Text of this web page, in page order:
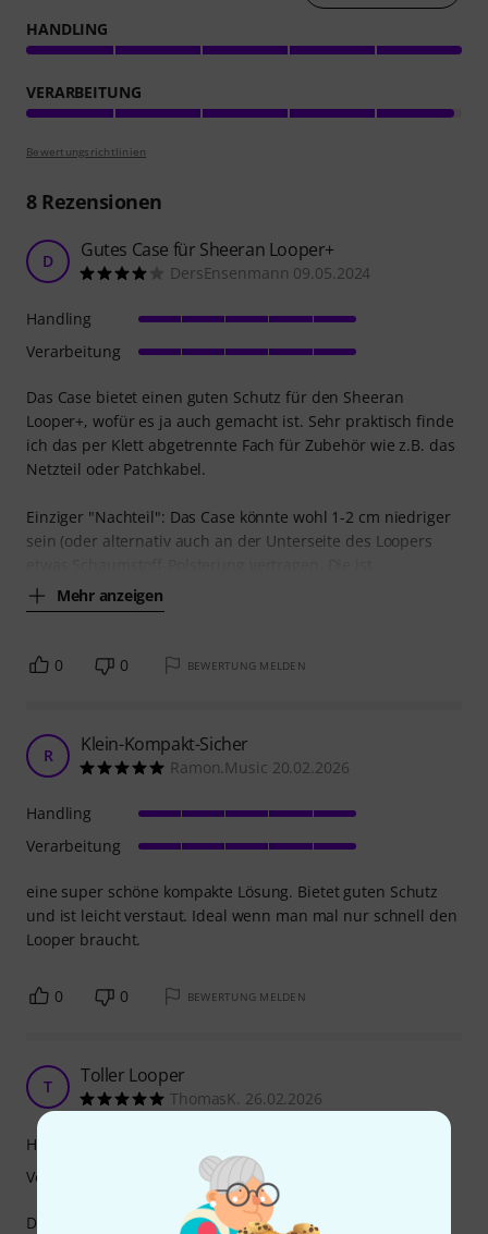
HANDLING
VERARBEITUNG
Bewertungsrichtlinien
8Rezensionen
D Gutes Case für Sheeran Looper+
DersEnsenmann 09.05.2024
Das Case bietet einen guten Schutz für den Sheeran
Looper+, wofür es ja auch gemacht ist. Sehr praktisch finde
ich das per Klett abgetrennte Fach für Zubehör wie z.B. das
Netzteil oder Patchkabel.
Einziger "Nachteil": Das Case könnte wohl 1-2 cm niedriger
sein (oder alternativ auch an der Unterseite des Loopers
Mehr anzeigen
Handling
Verarbeitung
0 0 BEWERTUNG MELDEN
R Klein-Kompakt-Sicher
Ramon.Music 20.02.2026
eine super schöne kompakte Lösung. Bietet guten Schutz
und ist leicht verstaut. Ideal wenn man mal nur schnell den
Looper braucht.
Handling
Verarbeitung
0 0 BEWERTUNG MELDEN
T Toller Looper
ThomasK. 26.02.2026
Der Looper lässt sich gut verpacken, Toller schutz vor
Handling
Verarbeitung